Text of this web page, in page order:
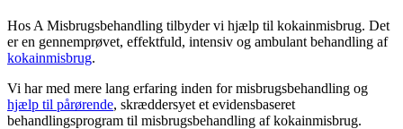
Hos A Misbrugsbehandling tilbyder vi hjælp til kokainmisbrug. Det
er en gennemprøvet, effektfuld, intensiv og ambulant behandling af
kokainmisbrug.
Vi har med mere lang erfaring inden for misbrugsbehandling og
hjælp til pårørende, skræddersyet et evidensbaseret
behandlingsprogram til misbrugsbehandling af kokainmisbrug.